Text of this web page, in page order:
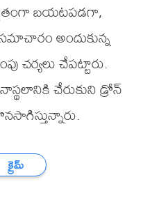
బయటపడగా,
అందుకున్న
చర్యలు చేపట్టారు.
చేరుకుని డ్రోన్
క్రైమ్